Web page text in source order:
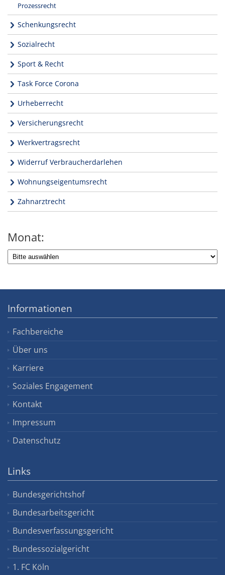
Prozessrecht
Schenkungsrecht
Sozialrecht
Sport & Recht
Task Force Corona
Urheberrecht
Versicherungsrecht
Werkvertragsrecht
Widerruf Verbraucherdarlehen
Wohnungseigentumsrecht
Zahnarztrecht
Monat:
Informationen
Fachbereiche
Über uns
Karriere
Soziales Engagement
Kontakt
Impressum
Datenschutz
Links
Bundesgerichtshof
Bundesarbeitsgericht
Bundesverfassungsgericht
Bundessozialgericht
1. FC Köln